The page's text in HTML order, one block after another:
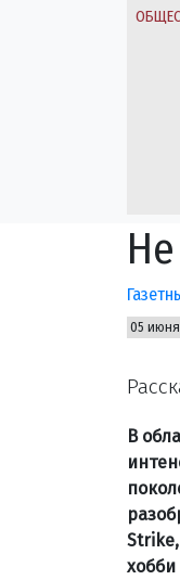
05 июня
В